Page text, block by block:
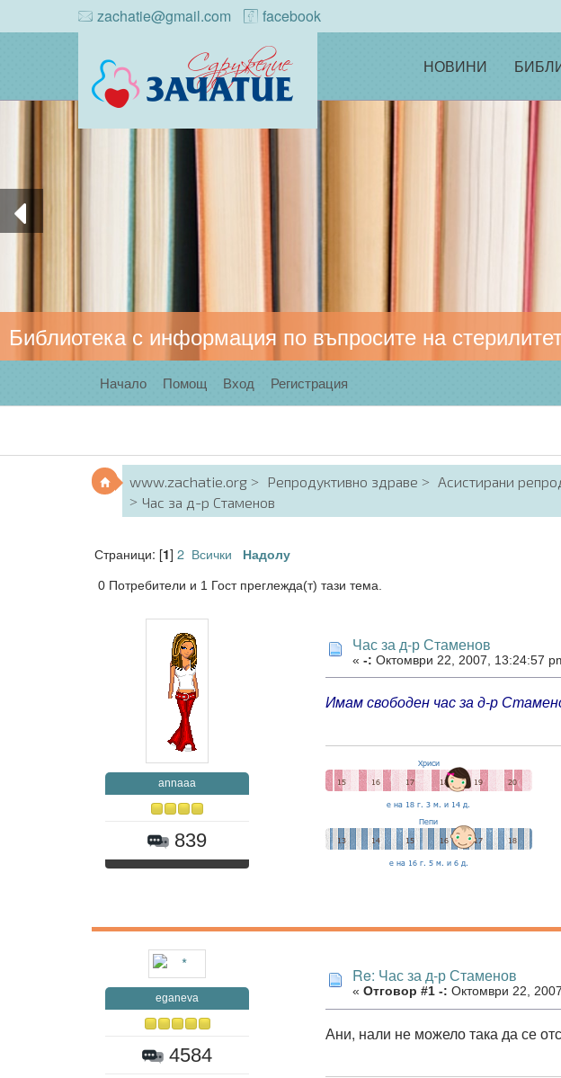
zachatie@gmail.com facebook
НОВИНИ
Библиотека с информация по въпросите на
Начало Помощ Вход Регистрация
www.zachatie.org Репродуктивно здраве Асистирани
Час за д-р Стаменов
Страници: [1] 2 Всички Надолу
0 Потребители и 1 Гост преглежда(т) тази тема.
annaaa
839
Час за д-р Стаменов
« -: Октомври 22, 2007, 13:24:57
Имам свободен час за д-р
eganeva
4584
Re: Час за д-р Стаменов
« Отговор #1 -: Октомври 22,
Ани, нали не можело така да се